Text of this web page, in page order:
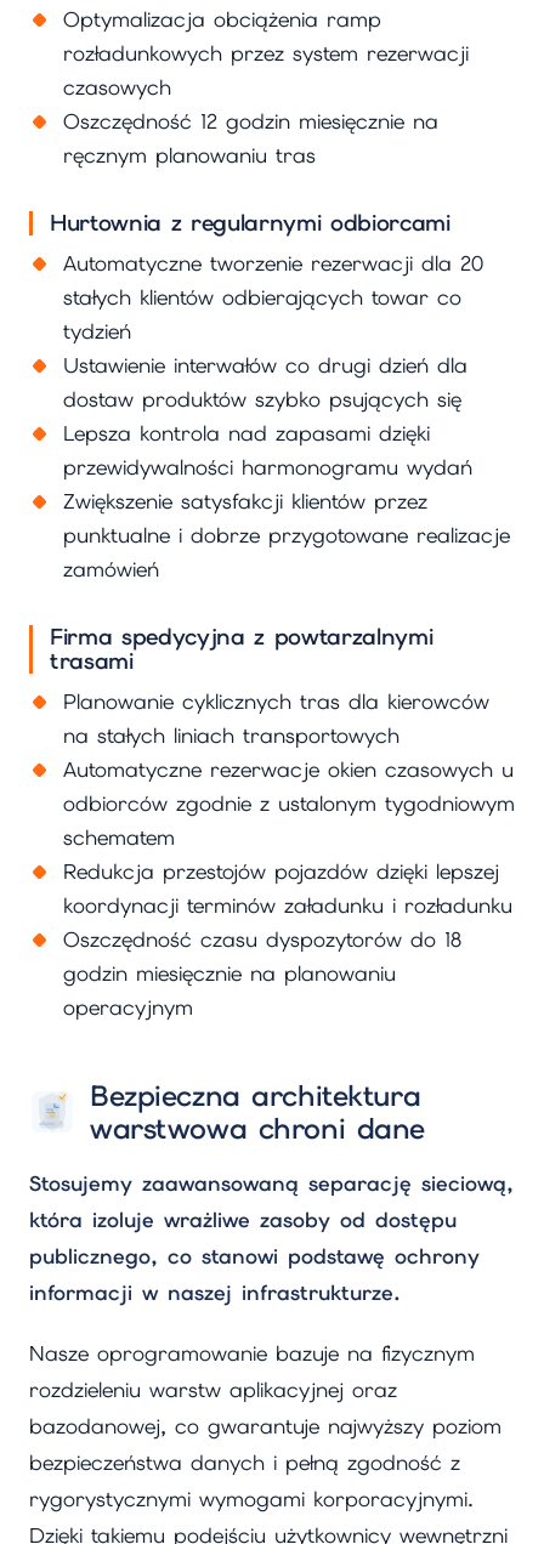
Optymalizacja obciążenia ramp
rozładunkowych przez system rezerwacji
czasowych
Oszczędność 12 godzin miesięcznie na
ręcznym planowaniu tras
Hurtownia z regularnymi odbiorcami
Automatyczne tworzenie rezerwacji dla 20
stałych klientów odbierających towar co
tydzień
Ustawienie interwałów co drugi dzień dla
dostaw produktów szybko psujących się
Lepsza kontrola nad zapasami dzięki
przewidywalności harmonogramu wydań
Zwiększenie satysfakcji klientów przez
punktualne i dobrze przygotowane realizacje
zamówień
Firma spedycyjna z powtarzalnymi
trasami
Planowanie cyklicznych tras dla kierowców
na stałych liniach transportowych
Automatyczne rezerwacje okien czasowych u
odbiorców zgodnie z ustalonym tygodniowym
schematem
Redukcja przestojów pojazdów dzięki lepszej
koordynacji terminów załadunku i rozładunku
Oszczędność czasu dyspozytorów do 18
godzin miesięcznie na planowaniu
operacyjnym
Bezpieczna architektura
warstwowa chroni dane
Stosujemy zaawansowaną separację sieciową,
która izoluje wrażliwe zasoby od dostępu
publicznego, co stanowi podstawę ochrony
informacji w naszej infrastrukturze.
Nasze oprogramowanie bazuje na fizycznym
rozdzieleniu warstw aplikacyjnej oraz
bazodanowej, co gwarantuje najwyższy poziom
bezpieczeństwa danych i pełną zgodność z
rygorystycznymi wymogami korporacyjnymi.
Dzięki takiemu podejściu użytkownicy wewnętrzni